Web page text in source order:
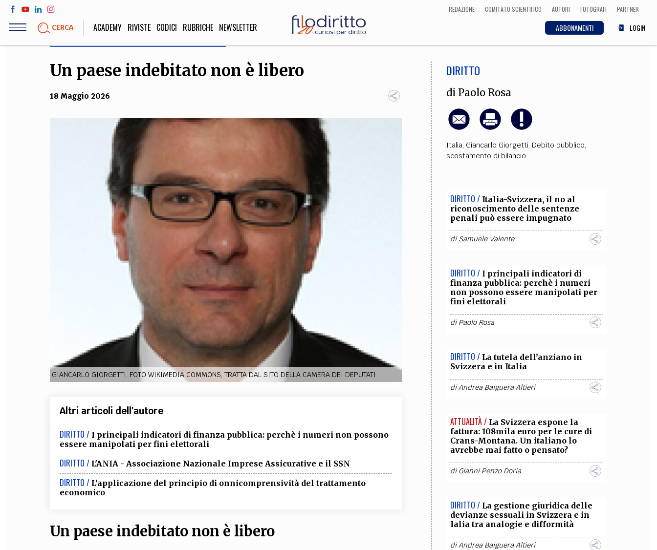
Salta
contenuto
REDAZIONE COMITATO SCIENTIFICO AUTORI FOTOGRAFI PARTNER
CERCA ABBONAMENTI LOGIN
ACADEMY RIVISTE CODICI RUBRICHE NEWSLETTER
LIFE STYLE
Sport, Cucina, Viaggi,
Moda
SOCIETÀ ECONOMIA
Scienze storiche,
umanistiche, Religione
INNOVAZIONE
Architettura, Ingegneria
CULTURA
Arte, Cinema, Musica,
TEAM
FILODIRITTO REDAZIONE AUTORI COLLABORA CON NOI
CODICI LIBRI
Un paese indebitato non è libero
18 Maggio 2026
GIANCARLO GIORGETTI, FOTO WIKIMEDIA COMMONS, TRATTA DAL SITO DELLA CAMERA DEI DEPUTATI
Altri articoli dell'autore
DIRITTO / I principali indicatori di finanza pubblica: perchè i numeri non possono
essere manipolati per fini elettorali
DIRITTO / L'ANIA - Associazione Nazionale Imprese Assicurative e il SSN
DIRITTO / L’applicazione del principio di onnicomprensività del trattamento
economico
Un paese indebitato non è libero
DIRITTO
di Paolo Rosa
Italia, Giancarlo Giorgetti, Debito pubblico,
scostamento di bilancio
DIRITTO / Italia-Svizzera, il no al
riconoscimento delle sentenze
penali può essere impugnato
diSamuele Valente
DIRITTO / I principali indicatori di
finanza pubblica: perchè i numeri
non possono essere manipolati per
fini elettorali
diPaolo Rosa
DIRITTO / La tutela dell’anziano in
Svizzera e in Italia
diAndrea Baiguera Altieri
ATTUALITÀ / La Svizzera espone la
fattura: 108mila euro per le cure di
Crans-Montana. Un italiano lo
avrebbe mai fatto o pensato?
diGianni Penzo Doria
DIRITTO / La gestione giuridica delle
devianze sessuali in Svizzera e in
Ialia tra analogie e difformità
diAndrea Baiguera Altieri